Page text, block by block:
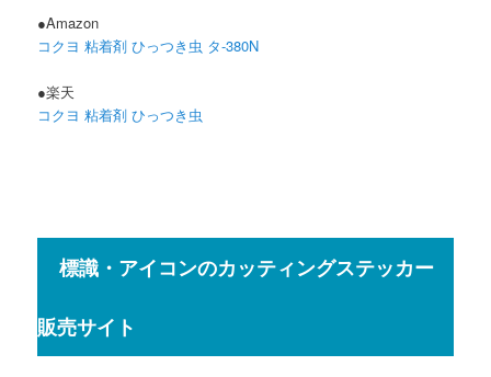
●Amazon
コクヨ 粘着剤 ひっつき虫 タ-380N
●楽天
コクヨ 粘着剤 ひっつき虫
標識・アイコンのカッティングステッカー
販売サイト